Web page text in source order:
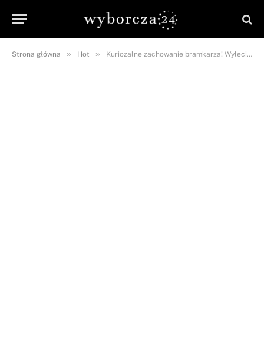
Strona główna » Hot » Kuriozalne zachowanie bramkarza! Wyleciał z boiska po (…) sekundach!